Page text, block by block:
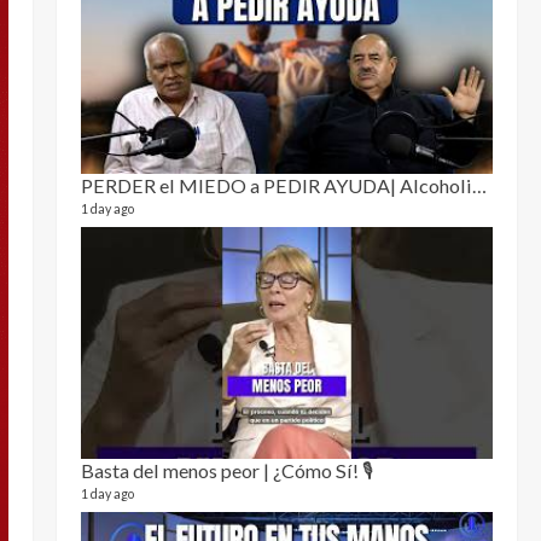
1 day ago
Basta del menos peor | ¿Cómo Sí! 🎙️
1 day ago
4